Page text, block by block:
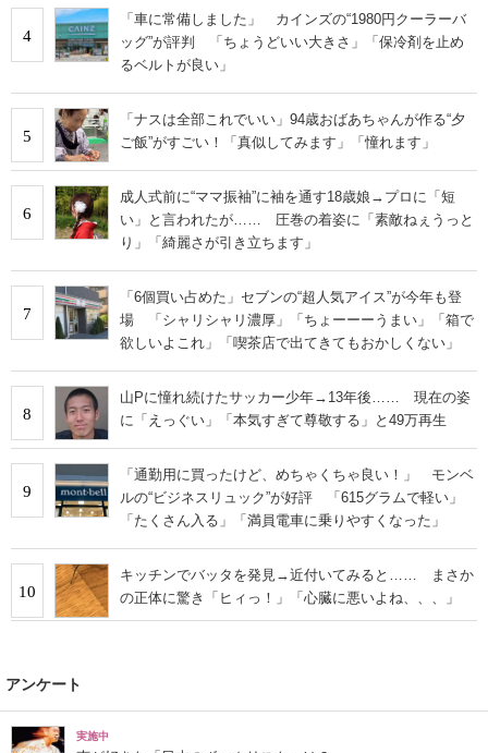
4
「車に常備しました」 カインズの“1980円クーラーバ
ッグ”が評判 「ちょうどいい大きさ」「保冷剤を止め
るベルトが良い」
5
「ナスは全部これでいい」94歳おばあちゃんが作る“夕
ご飯”がすごい！「真似してみます」「憧れます」
6
成人式前に“ママ振袖”に袖を通す18歳娘→プロに「短
い」と言われたが…… 圧巻の着姿に「素敵ねぇうっと
り」「綺麗さが引き立ちます」
7
「6個買い占めた」セブンの“超人気アイス”が今年も登
場 「シャリシャリ濃厚」「ちょーーーうまい」「箱で
欲しいよこれ」「喫茶店で出てきてもおかしくない」
8
山Pに憧れ続けたサッカー少年→13年後…… 現在の姿
に「えっぐい」「本気すぎて尊敬する」と49万再生
9
「通勤用に買ったけど、めちゃくちゃ良い！」 モンベ
ルの“ビジネスリュック”が好評 「615グラムで軽い」
「たくさん入る」「満員電車に乗りやすくなった」
10
キッチンでバッタを発見→近付いてみると…… まさか
の正体に驚き「ヒィっ！」「心臓に悪いよね、、、」
アンケート
実施中